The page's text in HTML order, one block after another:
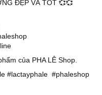
ĐẸP VÀ TỐT 💞💞
của PHA LÊ Shop.
#lactayphale #phaleshop